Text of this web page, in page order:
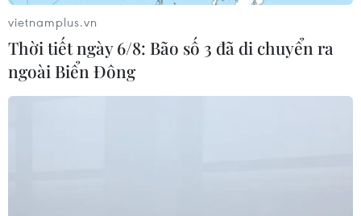
Tăng tốc giải phóng mặt bằng mở
rộng cao tốc Cam Lộ-La Sơn qua
vietnamplus.vn
Thời tiết ngày 6/8: Bão số 3 đã di chuyển ra
ngoài Biển Đông